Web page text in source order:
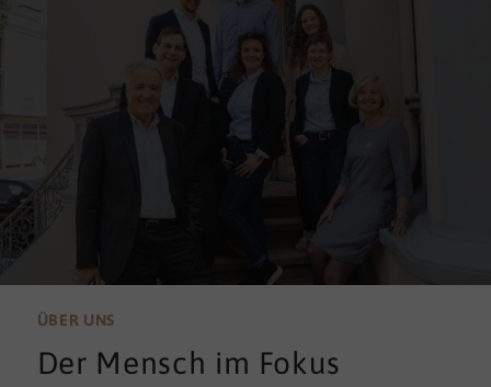
ÜBER UNS
Der Mensch im Fokus